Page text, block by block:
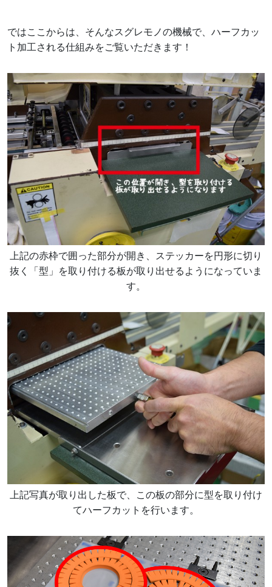
ではここからは、そんなスグレモノの機械で、ハーフカッ
ト加工される仕組みをご覧いただきます！
上記の赤枠で囲った部分が開き、ステッカーを円形に切り
抜く「型」を取り付ける板が取り出せるようになっていま
す。
上記写真が取り出した板で、この板の部分に型を取り付け
てハーフカットを行います。